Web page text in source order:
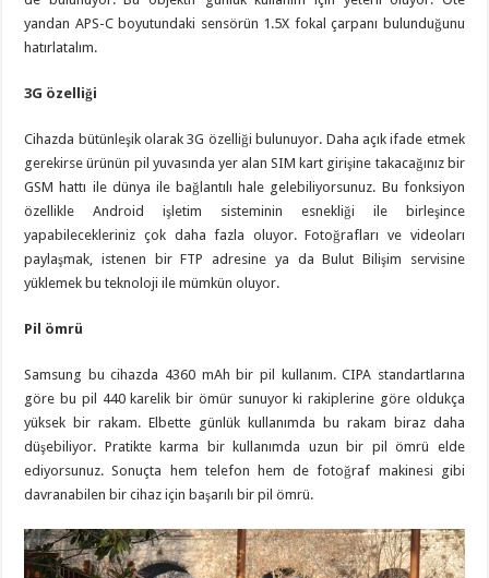
yandan APS-C boyutundaki sensörün 1.5X fokal çarpanı bulunduğunu
hatırlatalım.
3G özelliği
Cihazda bütünleşik olarak 3G özelliği bulunuyor. Daha açık ifade etmek
gerekirse ürünün pil yuvasında yer alan SIM kart girişine takacağınız bir
GSM hattı ile dünya ile bağlantılı hale gelebiliyorsunuz. Bu fonksiyon
özellikle Android işletim sisteminin esnekliği ile birleşince
yapabilecekleriniz çok daha fazla oluyor. Fotoğrafları ve videoları
paylaşmak, istenen bir FTP adresine ya da Bulut Bilişim servisine
yüklemek bu teknoloji ile mümkün oluyor.
Pil ömrü
Samsung bu cihazda 4360 mAh bir pil kullanım. CIPA standartlarına
göre bu pil 440 karelik bir ömür sunuyor ki rakiplerine göre oldukça
yüksek bir rakam. Elbette günlük kullanımda bu rakam biraz daha
düşebiliyor. Pratikte karma bir kullanımda uzun bir pil ömrü elde
ediyorsunuz. Sonuçta hem telefon hem de fotoğraf makinesi gibi
davranabilen bir cihaz için başarılı bir pil ömrü.